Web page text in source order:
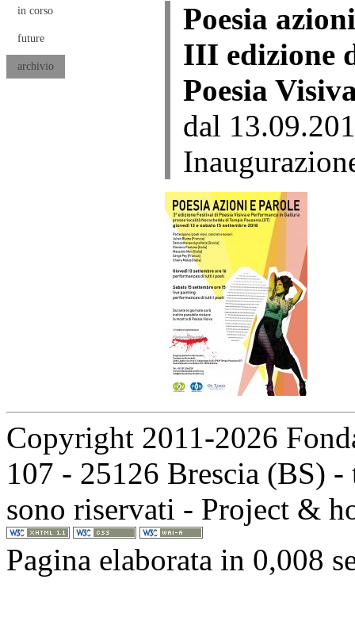
in corso
future
archivio
Poesia
III edizione
Poesia
dal
Copyright 2011-2026
107 - 25126 Brescia (BS)
sono riservati - Project &
Pagina elaborata in 0,008